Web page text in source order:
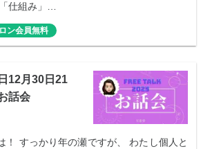
仕組み」…
ン会員無料
12月30日21
話会
！ すっかり年の瀬ですが、 わたし個人と